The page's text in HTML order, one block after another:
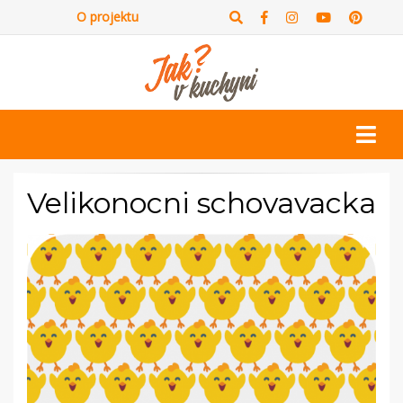
O projektu
Velikonocni schovavacka